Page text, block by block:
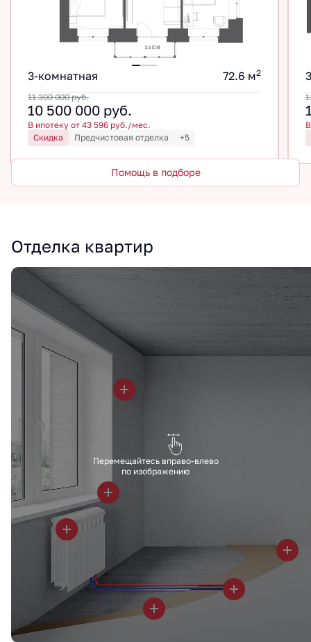
3-комнатная 72.6 м2
11 300 000руб.
10 500 000 руб.
В ипотеку от 43 596 руб./мес.
Скидка
Предчистовая отделка +5
Помощь в подборе
Отделка квартир
Перемещайтесь вправо-влево
по изображению